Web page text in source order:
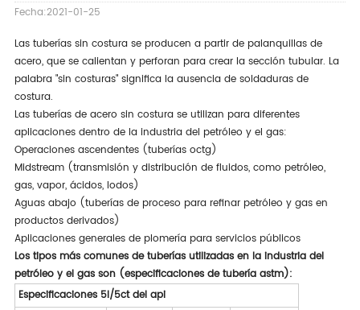
Fecha:2021-01-25
Las tuberías sin costura se producen a partir de palanquillas de
acero, que se calientan y perforan para crear la sección tubular. La
palabra "sin costuras" significa la ausencia de soldaduras de
costura.
Las tuberías de acero sin costura se utilizan para diferentes
aplicaciones dentro de la industria del petróleo y el gas:
Operaciones ascendentes (tuberías octg)
Midstream (transmisión y distribución de fluidos, como petróleo,
gas, vapor, ácidos, lodos)
Aguas abajo (tuberías de proceso para refinar petróleo y gas en
productos derivados)
Aplicaciones generales de plomería para servicios públicos
Los tipos más comunes de tuberías utilizadas en la industria del
petróleo y el gas son (especificaciones de tubería astm):
Especificaciones 5l/5ct del api